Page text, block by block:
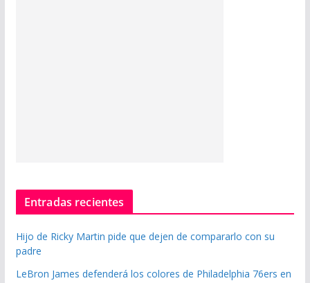
Entradas recientes
Hijo de Ricky Martin pide que dejen de compararlo con su
padre
LeBron James defenderá los colores de Philadelphia 76ers en